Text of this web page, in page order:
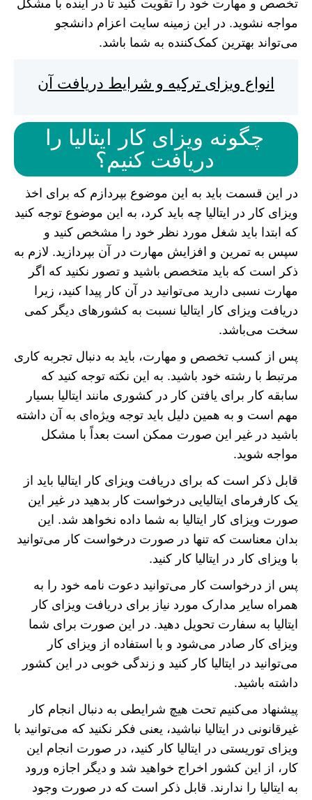
تخصص و مهارت خود را تقویت کنید تا در آینده با مشکل
مواجه نشوید. در این زمینه سایت اعزام دانشجو
می‌تواند بهترین کمک‌کننده به شما باشد.
انواع ویزای ترکیه و شرایط دریافت آن
چگونه ویزای کار ایتالیا را
دریافت کنیم؟
در این قسمت باید به این موضوع بپردازم که برای اخذ
ویزای کار در ایتالیا چه باید کرد، به این موضوع توجه کنید
که ابتدا باید شغل مورد نظر خود را مشخص کنید و
سپس به تمرین و افزایش مهارت در آن بپردازید. لازم به
ذکر است که باید متخصص باشید و تصور نکنید که اگر
مهارت نسبی دارید می‌توانید در آن کار پیدا کنید، زیرا
دریافت ویزای کار ایتالیا نسبت به کشور‌های دیگر کمی
سخت می‌باشد.
پس از کسب تخصص و مهارت، باید به دنبال تجربه کاری
مرتبط با رشته خود باشید. به این نکته توجه کنید که
سابقه کار برای یافتن کار در کشوری مانند ایتالیا بسیار
مهم است و به همین دلیل باید توجه ویژه‌ای به آن داشته
باشید در غیر این صورت ممکن است بعداً با مشکل
مواجه شوید.
قابل ذکر است که برای دریافت ویزای کار ایتالیا باید از
یک کارفرمای ایتالیایی درخواست کار بدهید در غیر این
صورت ویزای کار ایتالیا به شما داده نخواهد شد. این
بدان معناست که تنها در صورت درخواست کار می‌توانید
با ویزای کار در ایتالیا کار کنید.
پس از درخواست کار می‌توانید دعوت نامه خود را به
همراه سایر مدارک مورد نیاز برای دریافت ویزای کار
ایتالیا به سفارت تحویل دهید. در این صورت برای شما
ویزای کار صادر می‌شود و با استفاده از ویزای کار
می‌توانید در ایتالیا کار کنید و زندگی خوبی در این کشور
داشته باشید.
پیشنهاد می‌کنیم تحت هیچ شرایطی به دنبال انجام کار
غیرقانونی در ایتالیا نباشید، یعنی فکر نکنید که می‌توانید با
ویزای توریستی در ایتالیا کار کنید، در صورت انجام این
کار، از این کشور اخراج خواهید شد و دیگر اجازه ورود
به ایتالیا را ندارند. قابل ذکر است که در صورت وجود